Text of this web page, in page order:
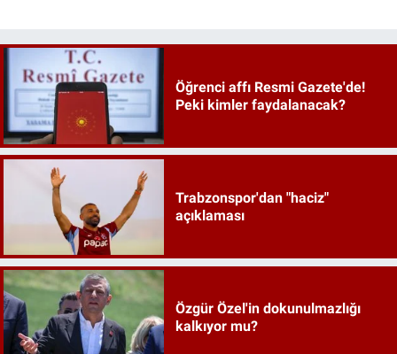
Öğrenci affı Resmi Gazete'de!
Peki kimler faydalanacak?
Trabzonspor'dan "haciz"
açıklaması
Özgür Özel'in dokunulmazlığı
kalkıyor mu?